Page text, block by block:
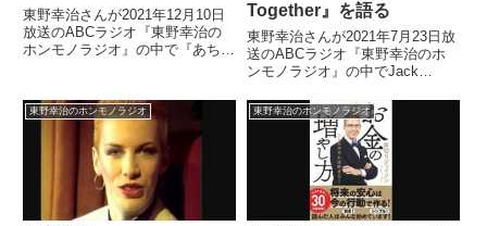
東野幸治さんが2021年12月10日
放送のABCラジオ『東野幸治の
ホンモノラジオ』の中で『あちこ
じている弊害などについて話して
いました。
Together』を語る
東野幸治さんが2021年7月23日放
送のABCラジオ『東野幸治のホ
ンモノラジオ』の中でJack
介していました。
東野幸治のホンモノラジオ 東野幸治のホンモノラジオ